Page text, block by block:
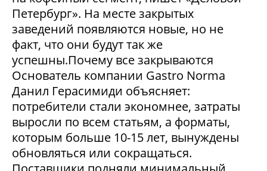
Петербург». На месте закрытых
заведений появляются новые, но не
факт, что они будут так же
успешны.Почему все закрываются
Основатель компании Gastro Norma
Данил Герасимиди объясняет:
потребители стали экономнее, затраты
выросли по всем статьям, а форматы,
которым больше 10-15 лет, вынуждены
обновляться или сокращаться.